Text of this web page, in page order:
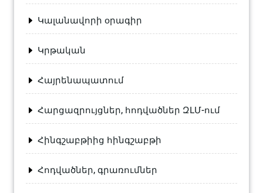
Կալանավորի օրագիր
Կրթական
Հայրենապատում
Հարցազրույցներ, հոդվածներ ԶԼՄ-ում
Հինգշաբթիից հինգշաբթի
Հոդվածներ, գրառումներ